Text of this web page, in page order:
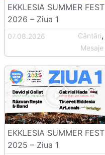
EKKLESIA SUMMER FEST
2026 – Ziua 1
07.08.2026 Cântări,
Mesaje
EKKLESIA SUMMER FEST
2025 – Ziua 1